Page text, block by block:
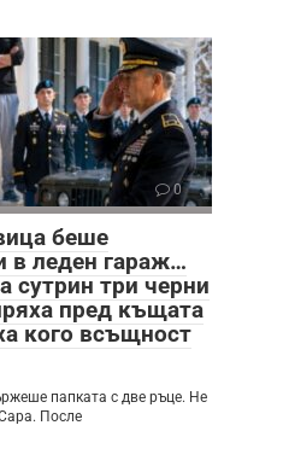
0
беше
в леден гараж…
сутрин три черни
пред къщата
кого всъщност
папката с две ръце. Не
После